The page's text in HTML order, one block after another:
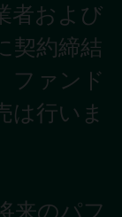
者および
契約締結
ファンド
は行いま
来のパフ